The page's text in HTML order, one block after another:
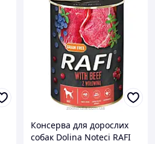
Консерва для дорослих
собак Dolina Noteci RAFI